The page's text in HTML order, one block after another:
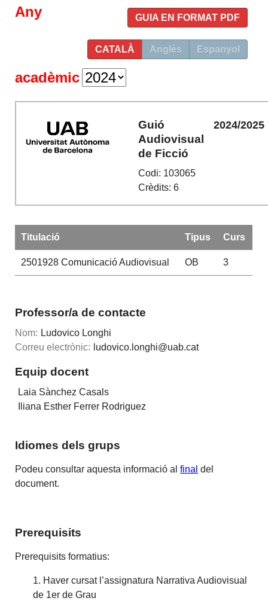
GUIA EN FORMAT PDF
CATALÀ Anglès Espanyol
Any
acadèmic
Guió
Audiovisual
de Ficció
Codi: 103065
Crèdits: 6
2024/2025
Titulació Tipus Curs
2501928Comunicació Audiovisual OB 3
Professor/a de contacte
Nom: Ludovico Longhi
Correu electrònic:
ludovico.longhi@uab.cat
Equip docent
Laia Sànchez Casals
Iliana Esther Ferrer Rodriguez
Idiomes dels grups
Podeu consultar aquesta informació alfinal del
document.
Prerequisits
Prerequisits formatius:
1. Haver cursat l’assignatura Narrativa Audiovisual
de 1er de Grau